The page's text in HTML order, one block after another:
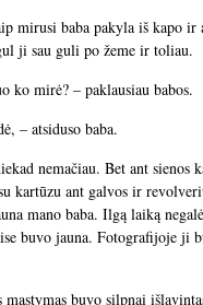
mirusi baba pakyla iš kapo ir
ji sau guli po žeme ir toliau.
ko mirė? – paklausiau babos.
– atsiduso baba.
nemačiau. Bet ant sienos
kartūzu ant galvos ir
mano baba. Ilgą laiką
buvo jauna. Fotografijoje ji
mąstymas buvo silpnai